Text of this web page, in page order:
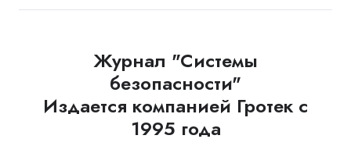
Журнал "Системы
безопасности"
Издается компанией Гротек с
1995 года